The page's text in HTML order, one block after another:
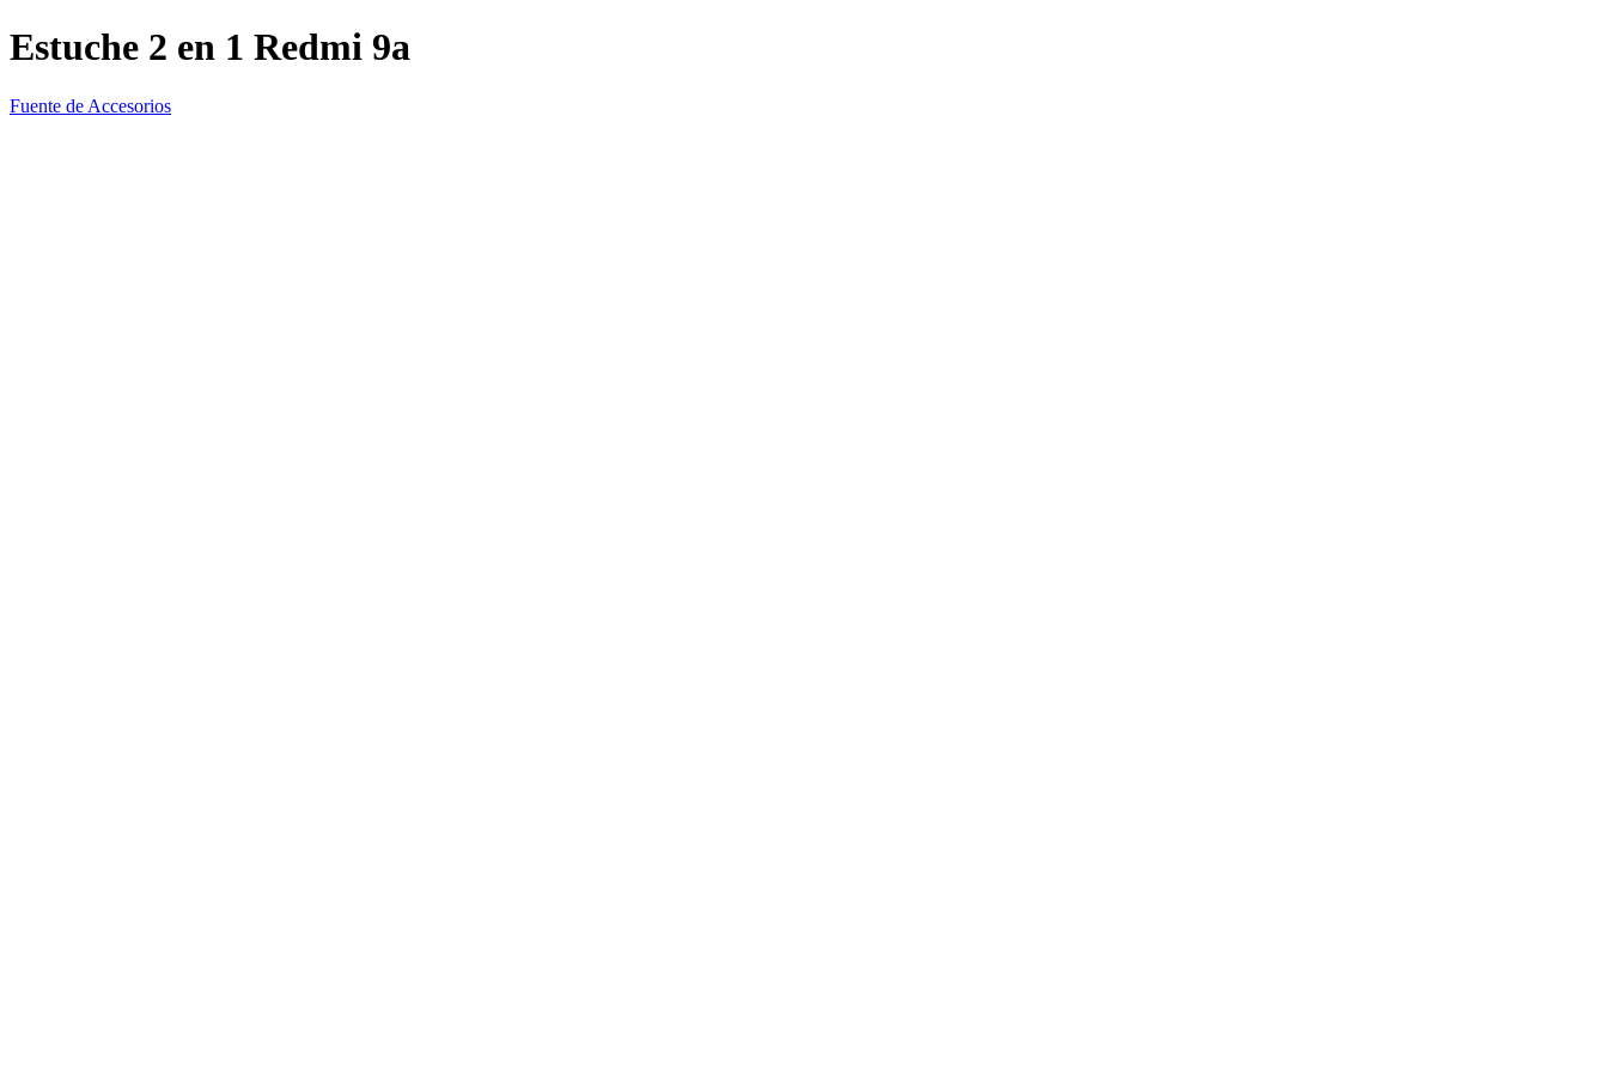
Estuche 2 en 1 Redmi 9a
Fuente de Accesorios